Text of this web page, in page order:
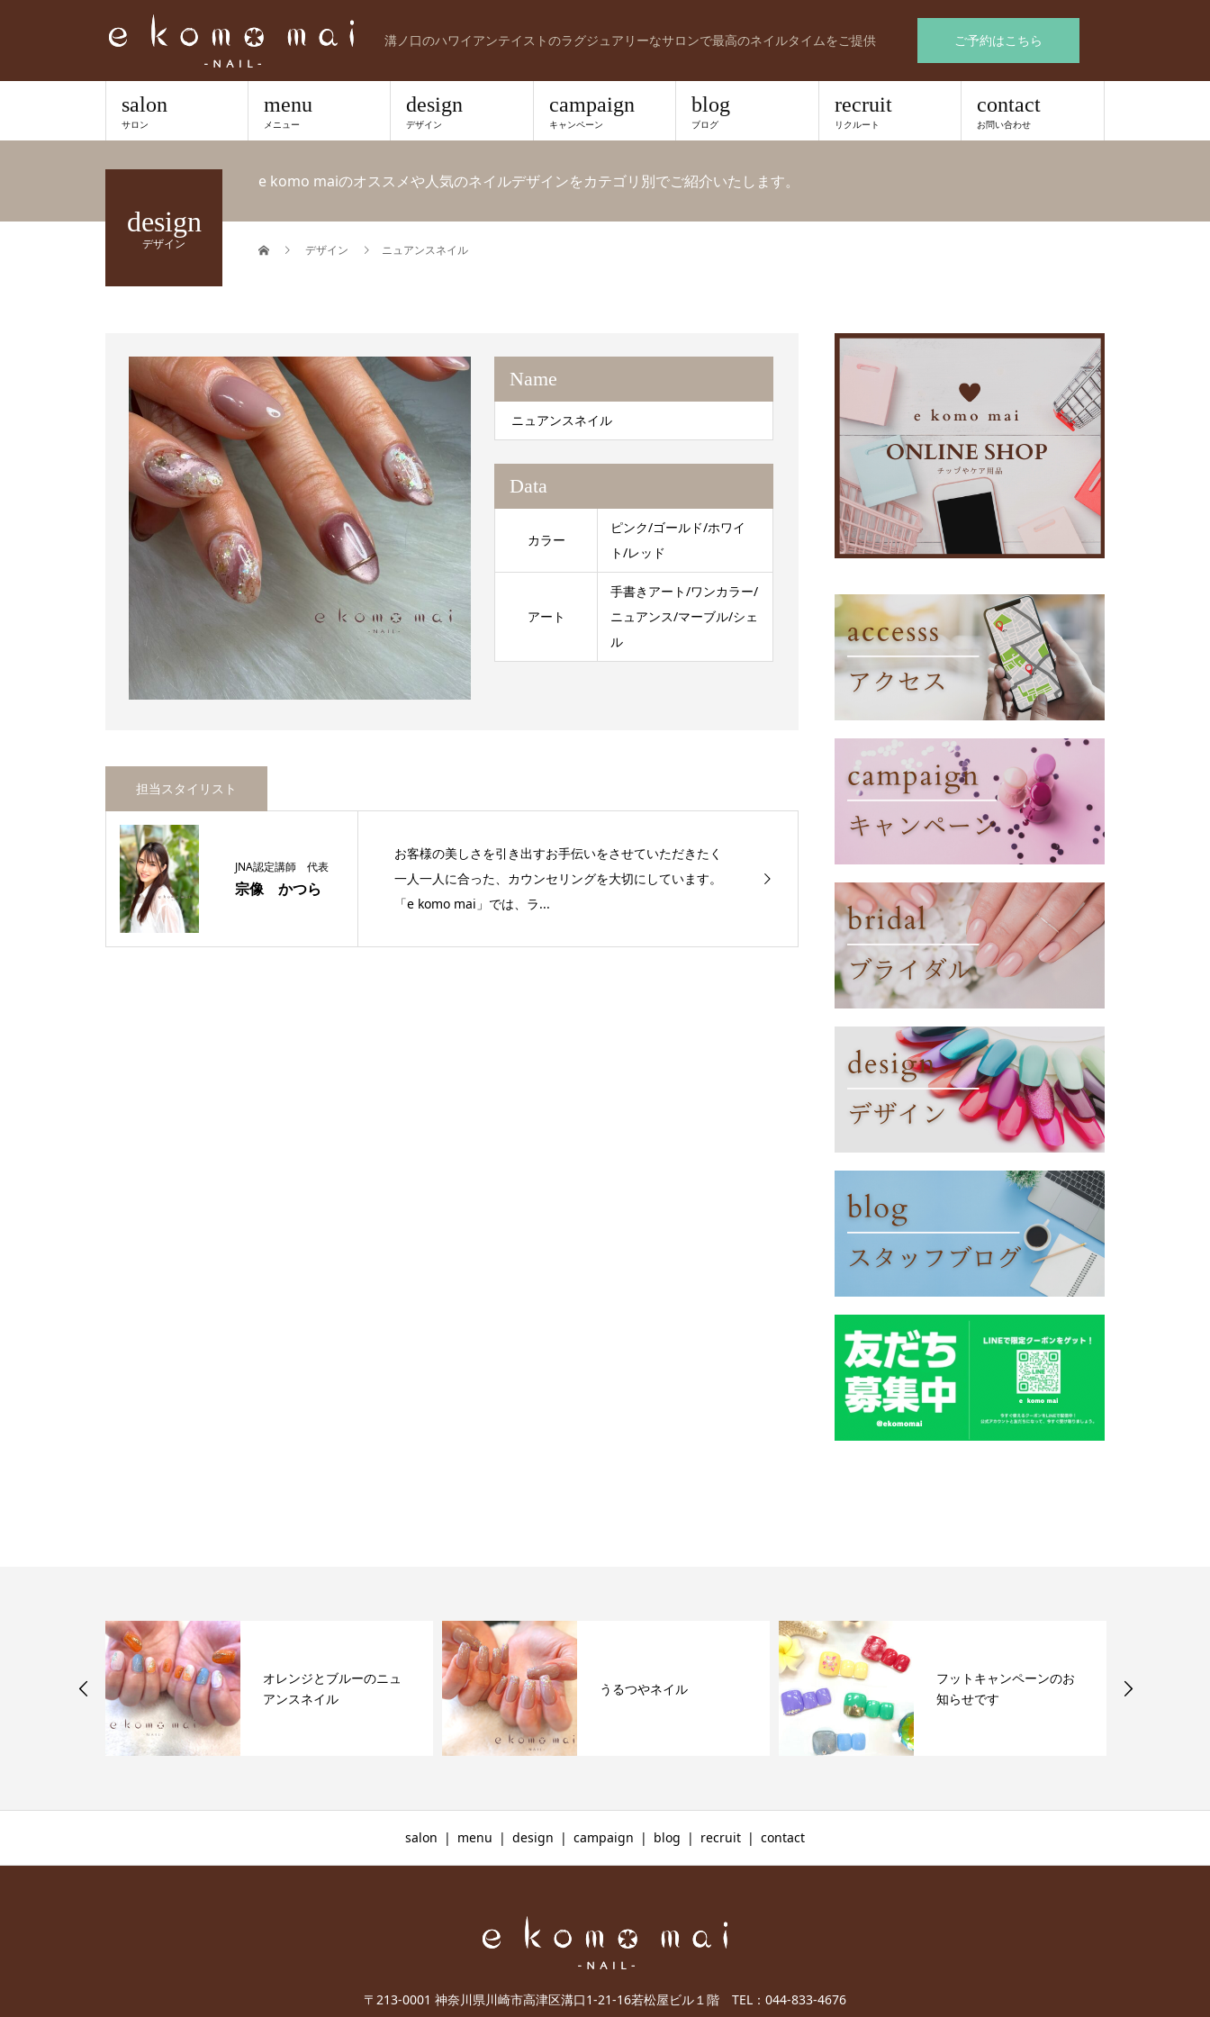
溝ノ口のハワイアンテイストのラグジュアリーなサロンで最高のネイルタイムをご提供 ご予約はこちら
salon
サロン
menu
メニュー
design
デザイン
campaign
キャンペーン
blog
ブログ
recruit
リクルート
contact
お問い合わせ
design
デザイン
e komo maiのオススメや人気のネイルデザインをカテゴリ別でご紹介いたします。
デザイン ニュアンスネイル
Name
ニュアンスネイル
Data
カラー
ピンク/ゴールド/ホワイ
ト/レッド
アート
手書きアート/ワンカラー/
ニュアンス/マーブル/シェ
ル
担当スタイリスト
JNA認定講師 代表
宗像 かつら
お客様の美しさを引き出すお手伝いをさせていただきたく
一人一人に合った、カウンセリングを大切にしています。
「e komo mai」では、ラ...
オレンジとブルーのニュ
アンスネイル
うるつやネイル
フットキャンペーンのお
知らせです
salon menu design campaign blog recruit contact
〒213-0001 神奈川県川崎市高津区溝口1-21-16若松屋ビル１階 TEL：044-833-4676